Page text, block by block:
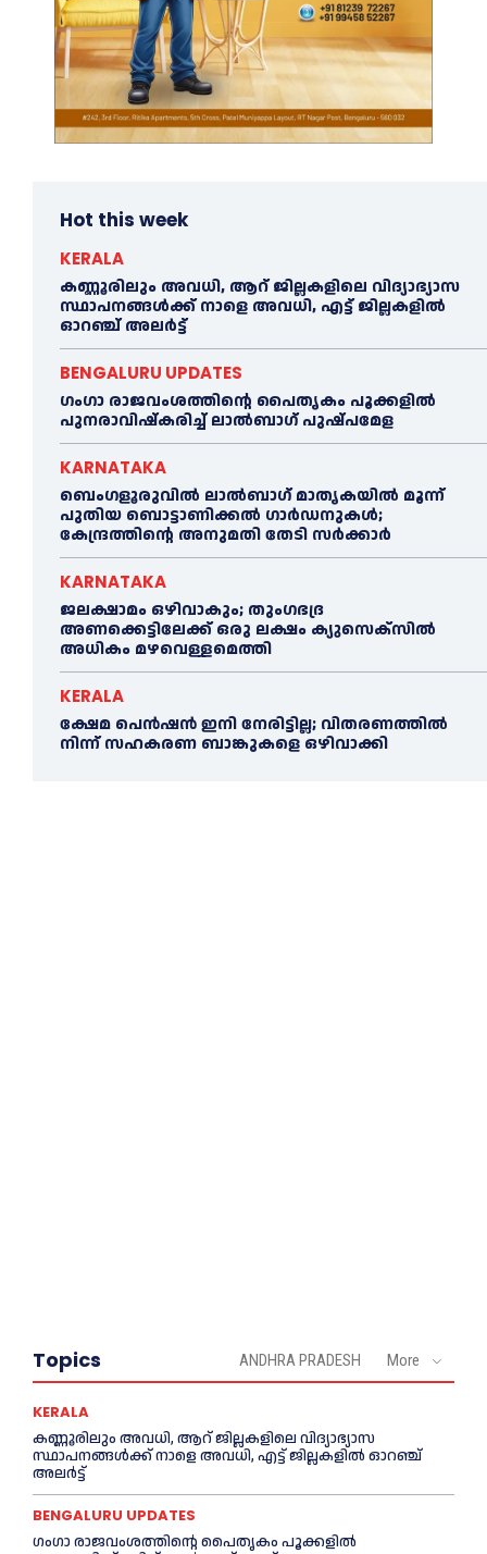
Hot this week
KERALA
കണ്ണൂരിലും അവധി, ആറ് ജില്ലകളിലെ വിദ്യാഭ്യാസ
സ്ഥാപനങ്ങൾക്ക് നാളെ അവധി, എട്ട് ജില്ലകളിൽ
ഓറഞ്ച് അലർട്ട്
BENGALURU UPDATES
ഗംഗാ രാജവംശത്തിന്റെ പൈതൃകം പൂക്കളിൽ
പുനരാവിഷ്‌കരിച്ച് ലാൽബാഗ് പുഷ്പമേള
KARNATAKA
ബെംഗളൂരുവിൽ ലാൽബാഗ് മാതൃകയിൽ മൂന്ന്
പുതിയ ബൊട്ടാണിക്കൽ ഗാർഡനുകൾ;
കേന്ദ്രത്തിന്റെ അനുമതി തേടി സർക്കാർ
KARNATAKA
ജലക്ഷാമം ഒഴിവാകും; തുംഗഭദ്ര
അണക്കെട്ടിലേക്ക് ഒരു ലക്ഷം ക്യുസെക്സില്‍
അധികം മഴവെള്ളമെത്തി
KERALA
ക്ഷേമ പെൻഷൻ ഇനി നേരിട്ടില്ല; വിതരണത്തിൽ
നിന്ന് സഹകരണ ബാങ്കുകളെ ഒഴിവാക്കി
Topics ANDHRA PRADESH More
KERALA
കണ്ണൂരിലും അവധി, ആറ് ജില്ലകളിലെ വിദ്യാഭ്യാസ
സ്ഥാപനങ്ങൾക്ക് നാളെ അവധി, എട്ട് ജില്ലകളിൽ ഓറഞ്ച്
അലർട്ട്
BENGALURU UPDATES
ഗംഗാ രാജവംശത്തിന്റെ പൈതൃകം പൂക്കളിൽ